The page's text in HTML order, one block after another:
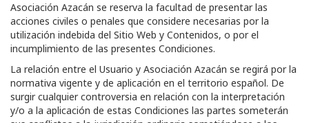
Asociación Azacán se reserva la facultad de presentar las
acciones civiles o penales que considere necesarias por la
utilización indebida del Sitio Web y Contenidos, o por el
incumplimiento de las presentes Condiciones.
La relación entre el Usuario y Asociación Azacán se regirá por la
normativa vigente y de aplicación en el territorio español. De
surgir cualquier controversia en relación con la interpretación
y/o a la aplicación de estas Condiciones las partes someterán